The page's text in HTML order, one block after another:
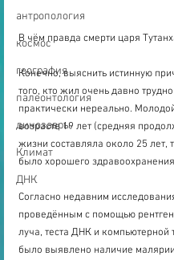
антропология
космос
география
палеонтология
динозавры
Климат
ДНК
В чём правда смерти царя
Конечно, выяснить истинную
того, кто жил очень давно
практически нереально.
возрасте 19 лет (средняя
жизни составляла около 25 лет,
было хорошего
Согласно недавним
проведённым с помощью
луча, теста ДНК и компьютерной
было выявлено наличие